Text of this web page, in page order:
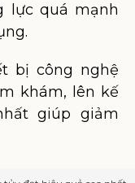
lực quá mạnh
bị công nghệ
khám, lên kế
giúp giảm